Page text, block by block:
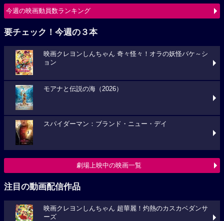
今週の映画動員数ランキング
要チェック！今週の３本
映画クレヨンしんちゃん 奇々怪々！オラの妖怪バケ～シ
ョン
モアナと伝説の海（2026）
スパイダーマン：ブランド・ニュー・デイ
劇場上映中の映画一覧
注目の動画配信作品
映画クレヨンしんちゃん 超華麗！灼熱のカスカベダンサ
ーズ